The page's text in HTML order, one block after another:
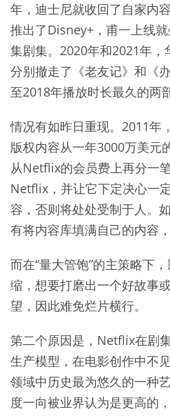
年，迪士尼就收回了自家内
推出了Disney+，甫一上线
集剧集。2020年和2021年，
分别撤走了《老友记》和《
至2018年播放时长最久的两
情况有如昨日重现。2011年
版权内容从一年3000万美元
从Netflix的会员费上再分一
Netflix，并让它下定决心一
容，否则将处处受制于人。
有将内容库填满自己的内容
而在“量大管饱”的主策略下
缩，想要打磨出一个好故事
望，因此难免烂片横行。
第二个原因是，Netflix在剧
生产模型，在电影创作中不
领域中历史最为悠久的一种
度一向被业界认为是更高的